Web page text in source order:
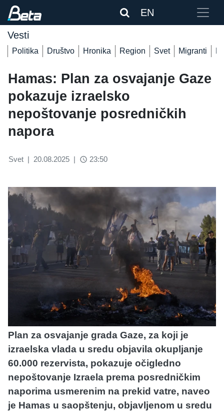
EN
Vesti
Politika Društvo Hronika Region Svet Migranti
Hamas: Plan za osvajanje Gaze
pokazuje izraelsko
nepoštovanje posredničkih
napora
Svet | 20.08.2025 | access_time 23:50
Plan za osvajanje grada Gaze, za koji je
izraelska vlada u sredu objavila okupljanje
60.000 rezervista, pokazuje očigledno
nepoštovanje Izraela prema posredničkim
naporima usmerenim na prekid vatre, naveo
je Hamas u saopštenju, objavljenom u sredu